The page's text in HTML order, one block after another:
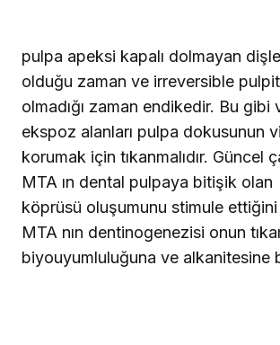
pulpa apeksi kapalı dolmayan
olduğu zaman ve irreversible
olmadığı zaman endikedir. Bu gibi
ekspoz alanları pulpa dokusunun
korumak için tıkanmalıdır. Güncel
MTA ın dental pulpaya bitişik olan
köprüsü oluşumunu stimule
MTA nın dentinogenezisi onun
biyouyumluluğuna ve alkanitesine